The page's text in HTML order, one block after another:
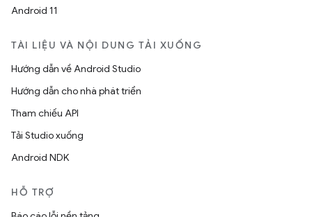
Android 11
TÀI LIỆU VÀ NỘI DUNG TẢI XUỐNG
Hướng dẫn về Android Studio
Hướng dẫn cho nhà phát triển
Tham chiếu API
Tải Studio xuống
Android NDK
HỖ TRỢ